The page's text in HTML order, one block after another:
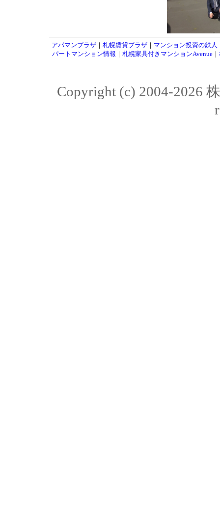
アパマンプラザ ｜ 札幌賃貸プラザ ｜ マンション投資の鉄人
パートマンション情報 ｜ 札幌家具付きマンションAvenue｜
Copyright (c) 2004-2026